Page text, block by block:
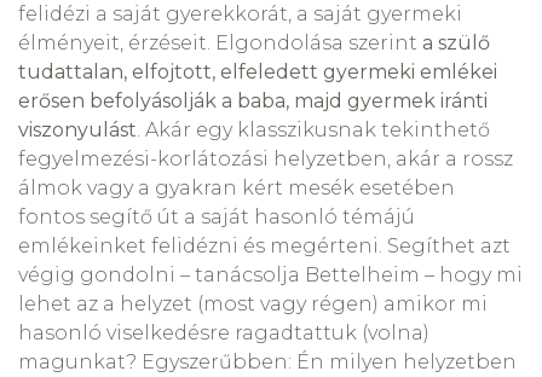
felidézi a saját gyerekkorát, a saját gyermeki
élményeit, érzéseit. Elgondolása szerint a szülő
tudattalan, elfojtott, elfeledett gyermeki emlékei
erősen befolyásolják a baba, majd gyermek iránti
viszonyulást . Akár egy klasszikusnak tekinthető
fegyelmezési-korlátozási helyzetben, akár a rossz
álmok vagy a gyakran kért mesék esetében
fontos segítő út a saját hasonló témájú
emlékeinket felidézni és megérteni. Segíthet azt
végig gondolni – tanácsolja Bettelheim – hogy mi
lehet az a helyzet (most vagy régen) amikor mi
hasonló viselkedésre ragadtattuk (volna)
magunkat? Egyszerűbben: Én milyen helyzetben